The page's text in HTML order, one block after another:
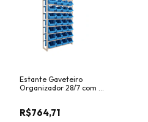
Estante Gaveteiro
Organizador 28/7 com 28
R$764,71